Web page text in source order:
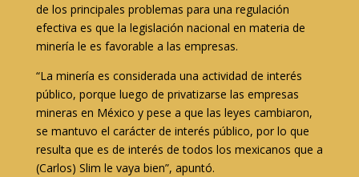
de los principales problemas para una regulación
efectiva es que la legislación nacional en materia de
minería le es favorable a las empresas.
“La minería es considerada una actividad de interés
público, porque luego de privatizarse las empresas
mineras en México y pese a que las leyes cambiaron,
se mantuvo el carácter de interés público, por lo que
resulta que es de interés de todos los mexicanos que a
(Carlos) Slim le vaya bien”, apuntó.